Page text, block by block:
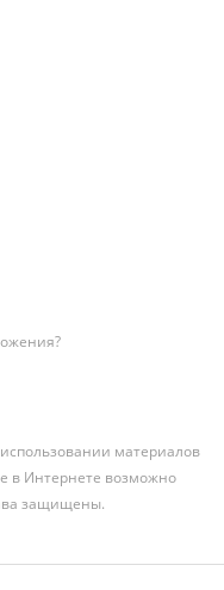
материалов
в Интернете возможно
защищены.